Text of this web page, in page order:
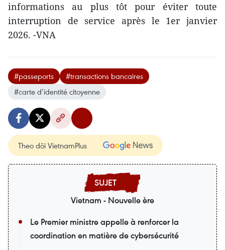
informations au plus tôt pour éviter toute
interruption de service après le 1er janvier
2026. -VNA
#passeports
#transactions bancaires
#carte d’identité citoyenne
Theo dõi VietnamPlus
Vietnam - Nouvelle ère
Le Premier ministre appelle à renforcer la
coordination en matière de cybersécurité